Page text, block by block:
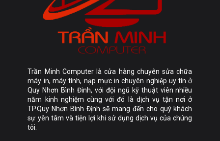
Trần Minh Computer là cửa hàng chuyên sửa chữa
máy in, máy tính, nạp mực in chuyên nghiệp uy tín ở
Quy Nhơn Bình Đinh, với đội ngũ kỹ thuật viên nhiều
năm kinh nghiệm cùng với đó là dịch vụ tận nơi ở
TP.Quy Nhơn Bình Định sẽ mang đến cho quý khách
sự yên tâm và tiện lợi khi sử dụng dịch vụ của chúng
tôi.